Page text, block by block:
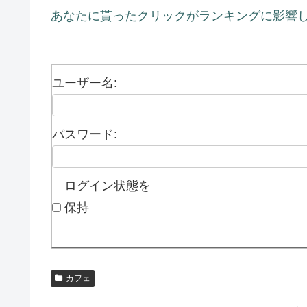
あなたに貰ったクリックがランキングに影響
ユーザー名:
パスワード:
ログイン状態を
保持
カフェ